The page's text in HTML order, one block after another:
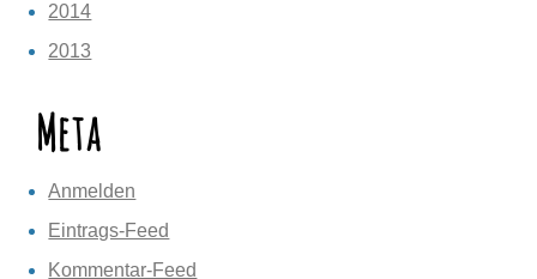
2014
2013
Meta
Anmelden
Eintrags-Feed
Kommentar-Feed